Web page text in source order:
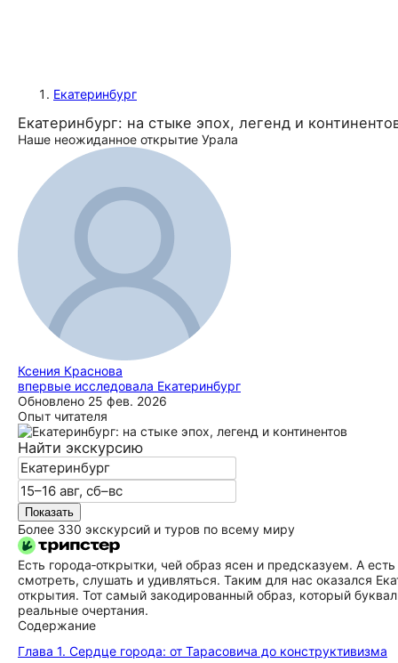
Екатеринбург
Екатеринбург: на стыке эпох, легенд и
Наше неожиданное открытие Урала
Ксения Краснова
впервые исследовала Екатеринбург
Обновлено 25 фев. 2026
Опыт читателя
Найти экскурсию
Показать
Более 330 экскурсий и туров по всему миру
Есть города‑открытки, чей образ ясен и предсказуем. А
смотреть, слушать и удивляться. Таким для нас оказался
открытия. Тот самый закодированный образ, который
реальные очертания.
Содержание
Глава 1. Сердце города: от Тарасовича до конструктивизма